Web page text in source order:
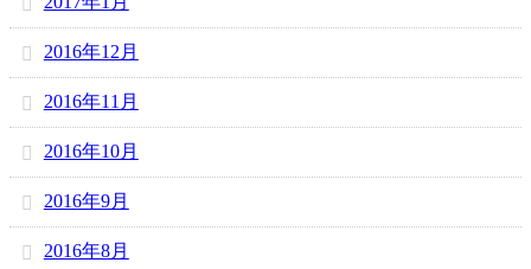
2016年12月
2016年11月
2016年10月
2016年9月
2016年8月